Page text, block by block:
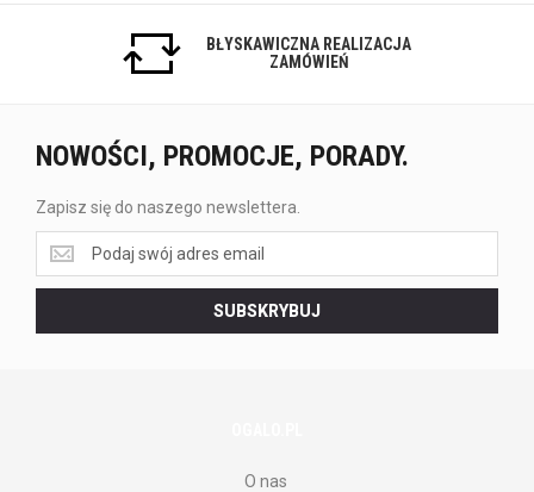
BŁYSKAWICZNA REALIZACJA
ZAMÓWIEŃ
NOWOŚCI, PROMOCJE, PORADY.
Zapisz się do naszego newslettera.
Zapisz
się
do
newslettera.
SUBSKRYBUJ
O nas